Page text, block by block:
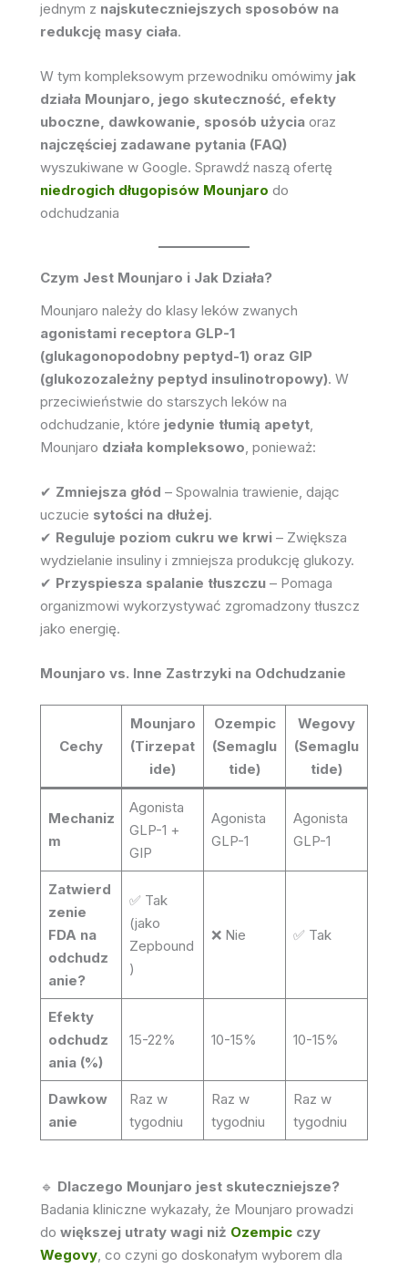
jednym z najskuteczniejszych sposobów na
redukcję masy ciała.
W tym kompleksowym przewodniku omówimy jak
działa Mounjaro, jego skuteczność, efekty
uboczne, dawkowanie, sposób użycia oraz
najczęściej zadawane pytania (FAQ)
wyszukiwane w Google. Sprawdź naszą ofertę
niedrogich długopisów Mounjaro do
odchudzania
Czym Jest Mounjaro i Jak Działa?
Mounjaro należy do klasy leków zwanych
agonistami receptora GLP-1
(glukagonopodobny peptyd-1) oraz GIP
(glukozozależny peptyd insulinotropowy). W
przeciwieństwie do starszych leków na
odchudzanie, które jedynie tłumią apetyt
Mounjaro działa kompleksowo , ponieważ:
✔ Zmniejsza głód – Spowalnia trawienie, dając
uczucie sytości na dłużej.
✔ Reguluje poziom cukru we krwi – Zwiększa
wydzielanie insuliny i zmniejsza produkcję glukozy.
✔ Przyspiesza spalanie tłuszczu – Pomaga
organizmowi wykorzystywać zgromadzony tłuszcz
jako energię.
Mounjaro vs. Inne Zastrzyki na Odchudzanie
Cechy
Mounjaro
(Tirzepat
ide)
Ozempic
(Semaglu
tide)
Wegovy
(Semaglu
tide)
Mechaniz
m
Agonista
GLP-1 +
GIP
Agonista
GLP-1
Agonista
GLP-1
Zatwierd
zenie
FDA na
odchudz
anie?
✅ Tak
(jako
Zepbound
)
❌ Nie ✅ Tak
Efekty
odchudz
ania (%)
15-22% 10-15% 10-15%
Dawkow
anie
Raz w
tygodniu
Raz w
tygodniu
Raz w
tygodniu
🔹 Dlaczego Mounjaro jest skuteczniejsze?
Badania kliniczne wykazały, że Mounjaro prowadzi
do większej utraty wagi niż Ozempic czy
Wegovy , co czyni go doskonałym wyborem dla